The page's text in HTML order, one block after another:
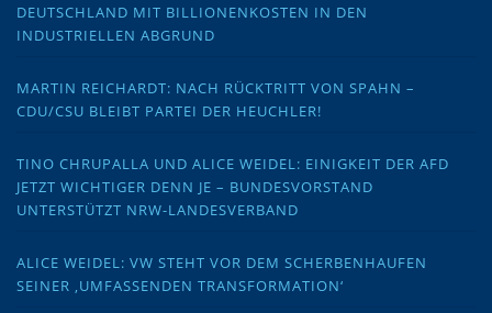
DEUTSCHLAND MIT BILLIONENKOSTEN IN DEN
INDUSTRIELLEN ABGRUND
MARTIN REICHARDT: NACH RÜCKTRITT VON SPAHN –
CDU/CSU BLEIBT PARTEI DER HEUCHLER!
TINO CHRUPALLA UND ALICE WEIDEL: EINIGKEIT DER AFD
JETZT WICHTIGER DENN JE – BUNDESVORSTAND
UNTERSTÜTZT NRW-LANDESVERBAND
ALICE WEIDEL: VW STEHT VOR DEM SCHERBENHAUFEN
SEINER ‚UMFASSENDEN TRANSFORMATION‘